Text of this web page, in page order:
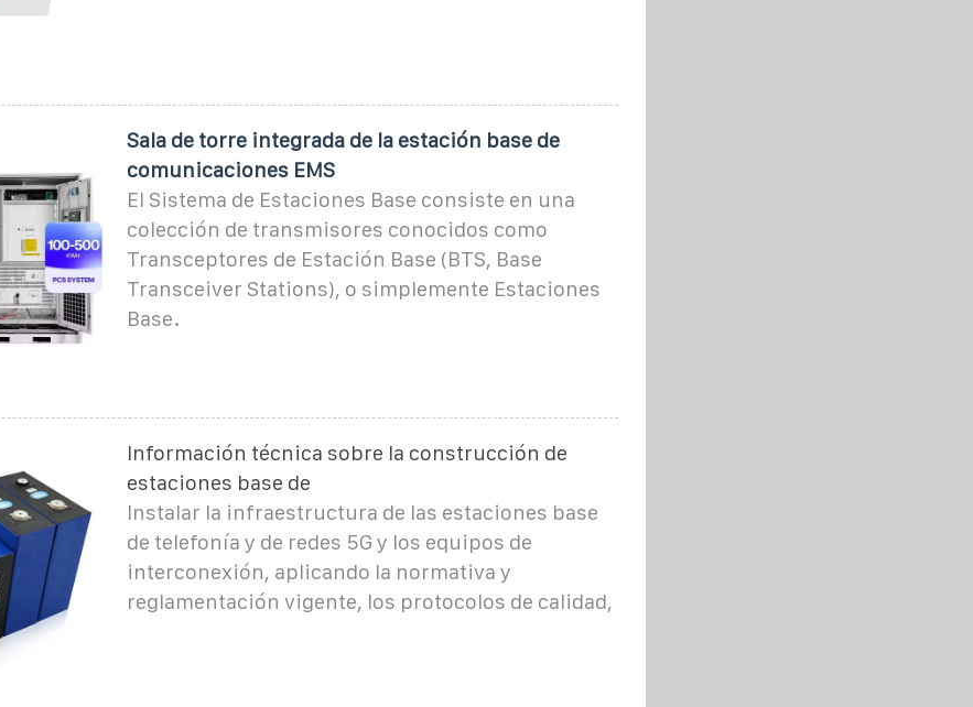
Sala de torre integrada de la estación base de
comunicaciones EMS
El Sistema de Estaciones Base consiste en una
colección de transmisores conocidos como
Transceptores de Estación Base (BTS, Base
Transceiver Stations), o simplemente Estaciones
Base.
Información técnica sobre la construcción de
estaciones base de
Instalar la infraestructura de las estaciones base
de telefonía y de redes 5G y los equipos de
interconexión, aplicando la normativa y
reglamentación vigente, los protocolos de calidad,